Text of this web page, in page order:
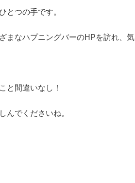
とつの手です。
まなハプニングバーのHPを訪れ、
と間違いなし！
んでくださいね。